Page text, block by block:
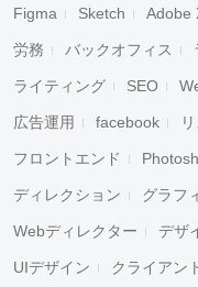
Figma Sketch Adobe
労務 バックオフィス
ライティング SEO
広告運用 facebook
フロントエンド
ディレクション グラフ
Webディレクター デザ
UIデザイン クライアン